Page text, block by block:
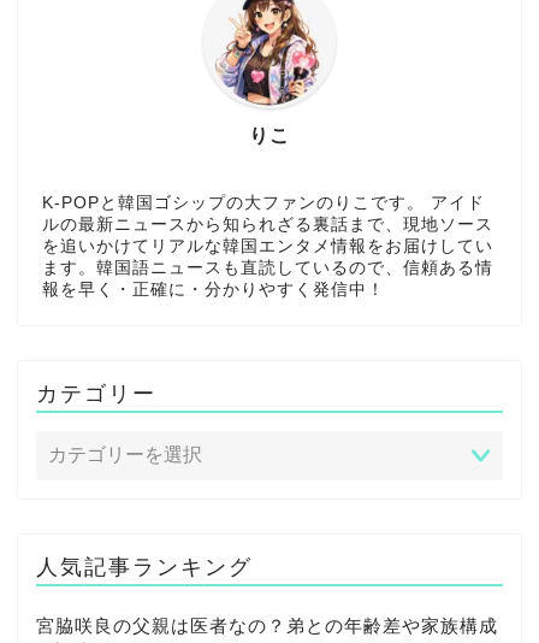
りこ
K-POPと韓国ゴシップの大ファンのりこです。 アイド
ルの最新ニュースから知られざる裏話まで、現地ソース
を追いかけてリアルな韓国エンタメ情報をお届けしてい
ます。韓国語ニュースも直読しているので、信頼ある情
報を早く・正確に・分かりやすく発信中！
カテゴリー
人気記事ランキング
宮脇咲良の父親は医者なの？弟との年齢差や家族構成